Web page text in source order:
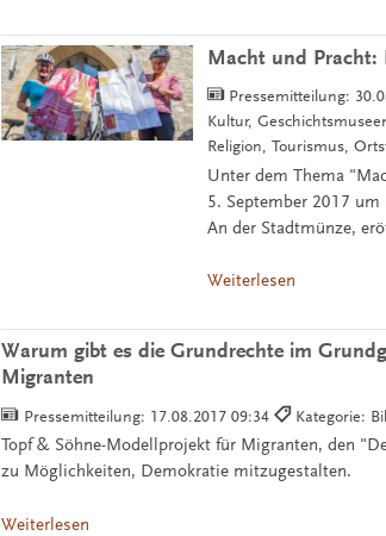
Macht und Pracht:
Pressemitteilung:
Kultur,
Religion, Tourismus,
Unter dem Thema
5. September 2017
An der Stadtmünze,
Weiterlesen
Warum gibt es die Grundrechte im
Migranten
Pressemitteilung: 17.08.2017 09:34 Kategorie:
Topf & Söhne-Modellprojekt für Migranten, den
zu Möglichkeiten, Demokratie mitzugestalten.
Weiterlesen